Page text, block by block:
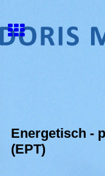
Energetisch -
(EPT)